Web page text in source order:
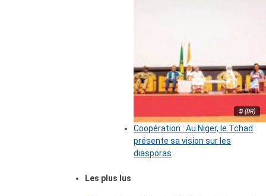
© (DR)
Coopération : Au Niger, le Tchad
présente sa vision sur les
diasporas
Les plus lus